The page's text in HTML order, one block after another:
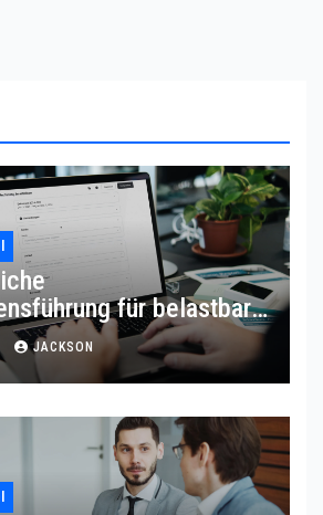
für belastbare
JACKSON